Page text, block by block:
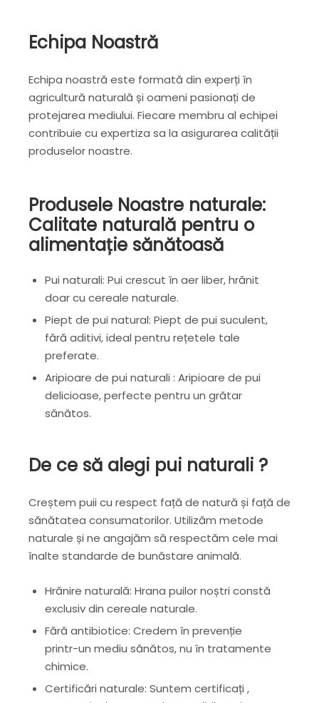
Echipa Noastră
Echipa noastră este formată din experți în
agricultură naturală și oameni pasionați de
protejarea mediului. Fiecare membru al echipei
contribuie cu expertiza sa la asigurarea calității
produselor noastre.
Produsele Noastre naturale:
Calitate naturală pentru o
alimentație sănătoasă
Pui naturali: Pui crescut în aer liber, hrănit
doar cu cereale naturale.
Piept de pui natural: Piept de pui suculent,
fără aditivi, ideal pentru rețetele tale
preferate.
Aripioare de pui naturali : Aripioare de pui
delicioase, perfecte pentru un grătar
sănătos.
De ce să alegi pui naturali ?
Creștem puii cu respect față de natură și față de
sănătatea consumatorilor. Utilizăm metode
naturale și ne angajăm să respectăm cele mai
înalte standarde de bunăstare animală.
Hrănire naturală: Hrana puilor noștri constă
exclusiv din cereale naturale.
Fără antibiotice: Credem în prevenție
printr-un mediu sănătos, nu în tratamente
chimice.
Certificări naturale: Suntem certificați ,